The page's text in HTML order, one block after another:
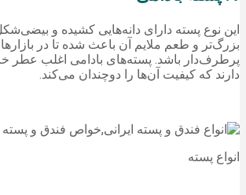
این نوع پسته دارای دانه‌هایی کشیده و
بزرگ‌تر و طعم ملایم آن باعث شده تا در
پرطرف‌دار باشد. پسته‌های بادامی اغلب عطر
دارند که کیفیت آن‌ها را دوچندان می‌کند.
انواع پسته